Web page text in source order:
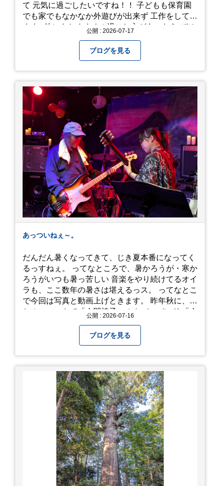
て 元気に過ごしたいですね！！ 子どもも保育園
でも家でもなかなか外遊びが出来ず 工作をしてい
ます♪ 他にもおすすめの過ごし方があったら ぜひ
公開 : 2026-07-17
ブログを見る
あっついねぇ～。
だんだん暑くなってきて、じき夏本番になってく
るっすねぇ。 ってなところで、暑かろうが・寒か
ろうがいつも暑っ苦しい 音楽をやり続けてるオイ
ラも、ここ数年の暑さは堪えるっス。 ってなとこ
で今回は写真と動画上げときます。 昨年秋に、娘
とのユニットで「人間椅子」のカバーバンド 「人
画にしており、娘のファンからもアップしてくれ
ッ！」とされているので ここだけの公開としま
す。 非常に暑苦しいのでご観覧される方は、ご注
意くださいませ。 では、熱中症に気を付けて、お
過ごしください。
https://youtu.be/QWVP8qzpsUE
公開 : 2026-07-16
ブログを見る